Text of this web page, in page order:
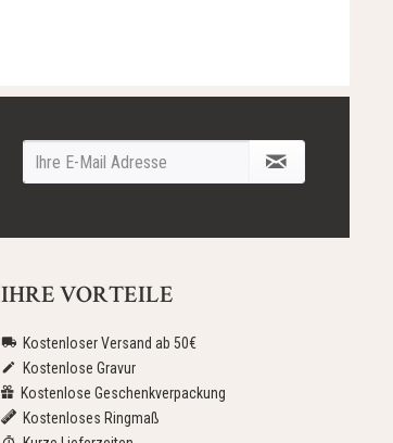
IHRE VORTEILE
Kostenloser Versand ab 50€
Kostenlose Gravur
Kostenlose Geschenkverpackung
Kostenloses Ringmaß